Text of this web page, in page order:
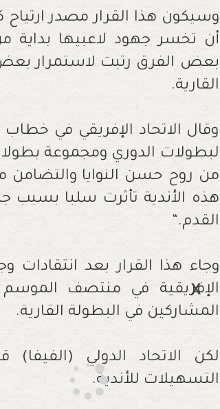
وسيكون هذا القرار مصدر ارتياح
بعض الفرق رتبت لاستمرار
القارية.
وقال الاتحاد الإفريقي في
لبطولات الدوري ومجموعة بطولات
من روح حسن النوايا والتضامن
القدم“.
وجاء هذا القرار بعد انتقادات
الإفريقية في منتصف
المشاركين في البطولة القارية.
لكن الاتحاد الدولي
التسهيلات للأندية.